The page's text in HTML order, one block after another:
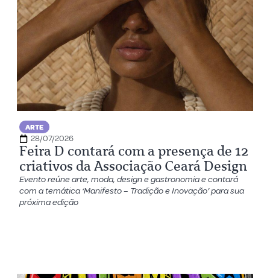
ARTE
28/07/2026
Feira D contará com a presença de 12
criativos da Associação Ceará Design
Evento reúne arte, moda, design e gastronomia e contará
com a temática ‘Manifesto – Tradição e Inovação’ para sua
próxima edição